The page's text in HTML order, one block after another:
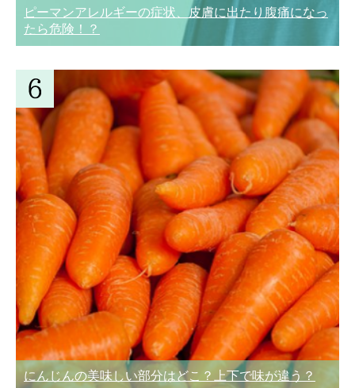
ピーマンアレルギーの症状、皮膚に出たり腹痛になっ
たら危険！？
にんじんの美味しい部分はどこ？上下で味が違う？